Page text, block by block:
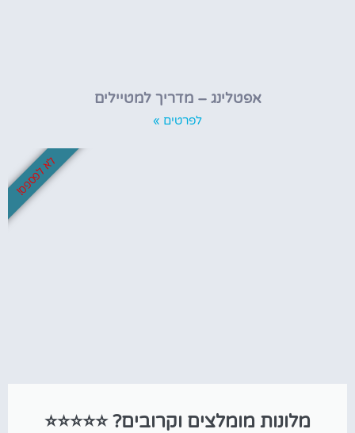
אפטלינג – מדריך למטיילים
לפרטים »
מלונות מומלצים וקרובים? ⭐⭐⭐⭐⭐
לא לפספס!